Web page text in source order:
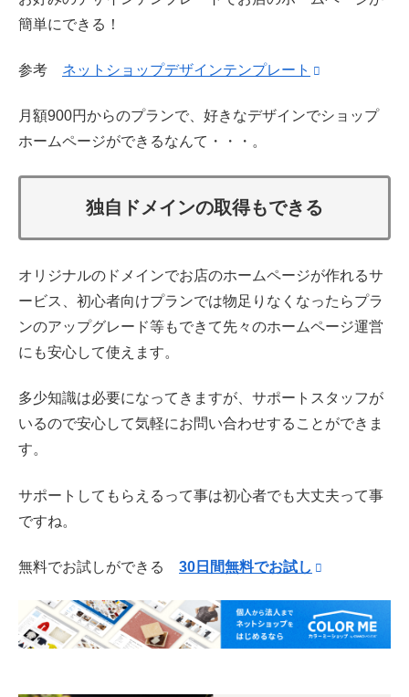
簡単にできる！
参考 ネットショップデザインテンプレート
月額900円からのプランで、好きなデザインでショップ
ホームページができるなんて・・・。
独自ドメインの取得もできる
オリジナルのドメインでお店のホームページが作れるサ
ービス、初心者向けプランでは物足りなくなったらプラ
ンのアップグレード等もできて先々のホームページ運営
にも安心して使えます。
多少知識は必要になってきますが、サポートスタッフが
いるので安心して気軽にお問い合わせすることができま
す。
サポートしてもらえるって事は初心者でも大丈夫って事
ですね。
無料でお試しができる 30日間無料でお試し